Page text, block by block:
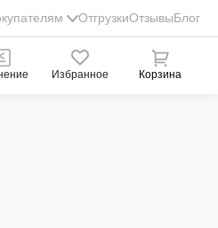
ОтгрузкиОтзывыБлог
Избранное Корзина